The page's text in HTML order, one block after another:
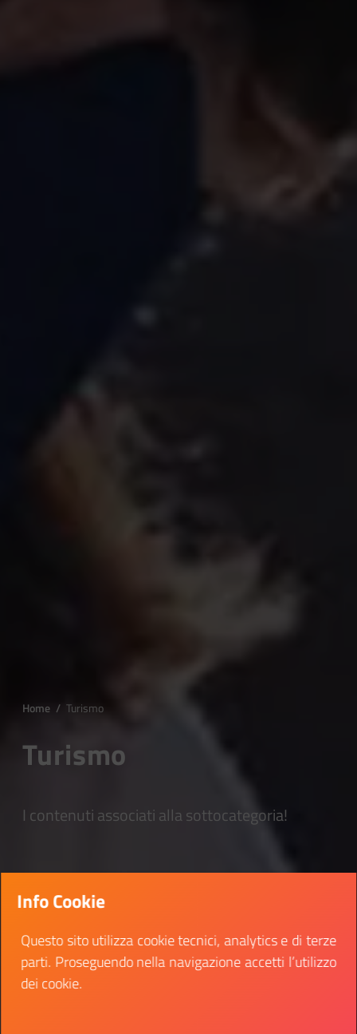
Home / Turismo
Turismo
I contenuti associati alla sottocategoria!
Info Cookie
Questo sito utilizza cookie tecnici, analytics e di terze
parti. Proseguendo nella navigazione accetti l’utilizzo
dei cookie.